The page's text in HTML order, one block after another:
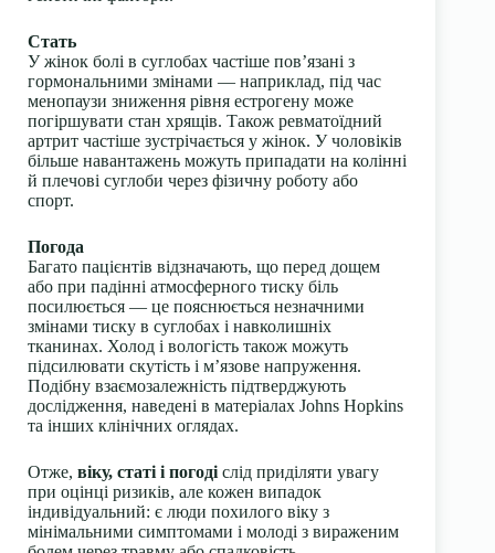
Стать
У жінок болі в суглобах частіше пов’язані з
гормональними змінами — наприклад, під час
менопаузи зниження рівня естрогену може
погіршувати стан хрящів. Також ревматоїдний
артрит частіше зустрічається у жінок. У чоловіків
більше навантажень можуть припадати на колінні
й плечові суглоби через фізичну роботу або
спорт.
Погода
Багато пацієнтів відзначають, що перед дощем
або при падінні атмосферного тиску біль
посилюється — це пояснюється незначними
змінами тиску в суглобах і навколишніх
тканинах. Холод і вологість також можуть
підсилювати скутість і м’язове напруження.
Подібну взаємозалежність підтверджують
дослідження, наведені в матеріалах Johns Hopkins
та інших клінічних оглядах.
Отже, віку, статі і погоді слід приділяти увагу
при оцінці ризиків, але кожен випадок
індивідуальний: є люди похилого віку з
мінімальними симптомами і молоді з вираженим